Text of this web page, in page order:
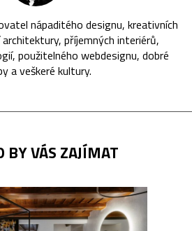
nápaditého designu, kreativních
příjemných interiérů,
použitelného webdesignu, dobré
a veškeré kultury.
BY VÁS ZAJÍMAT